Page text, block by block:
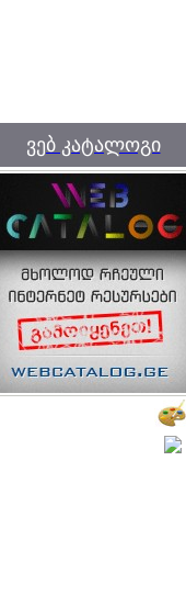
ვებ კატალოგი